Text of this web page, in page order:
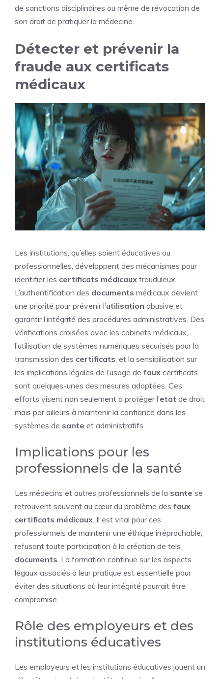
de sanctions disciplinaires ou même de révocation de
son droit de pratiquer la médecine.
Détecter et prévenir la
fraude aux certificats
médicaux
Les institutions, qu’elles soient éducatives ou
professionnelles, développent des mécanismes pour
identifier les certificats médicaux frauduleux.
L’authentification des documents médicaux devient
une priorité pour prévenir l’utilisation abusive et
garantir l’intégrité des procédures administratives. Des
vérifications croisées avec les cabinets médicaux,
l’utilisation de systèmes numériques sécurisés pour la
transmission des certificats , et la sensibilisation sur
les implications légales de l’usage de faux certificats
sont quelques-unes des mesures adoptées. Ces
efforts visent non seulement à protéger l’etat de droit
mais par ailleurs à maintenir la confiance dans les
systèmes de sante et administratifs.
Implications pour les
professionnels de la santé
Les médecins et autres professionnels de la sante se
retrouvent souvent au cœur du problème des faux
certificats médicaux . Il est vital pour ces
professionnels de maintenir une éthique irréprochable,
refusant toute participation à la création de tels
documents . La formation continue sur les aspects
légaux associés à leur pratique est essentielle pour
éviter des situations où leur intégrité pourrait être
compromise.
Rôle des employeurs et des
institutions éducatives
Les employeurs et les institutions éducatives jouent un